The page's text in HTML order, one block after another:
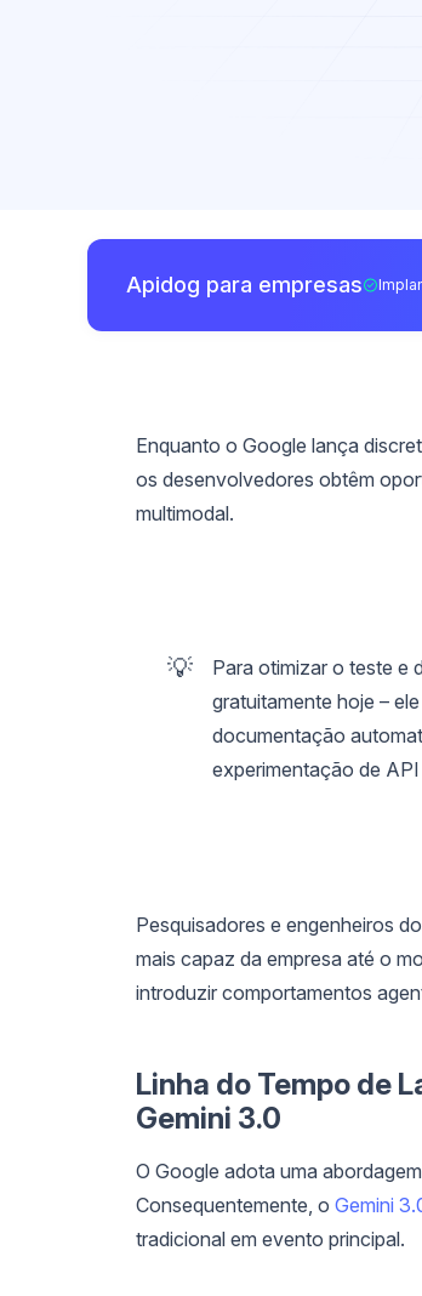
Apidog para empresas
Enquanto o Google lança
os desenvolvedores obtêm
multimodal.
💡
Para otimizar o teste e
gratuitamente hoje –
documentação
experimentação de
Pesquisadores e engenheiros
mais capaz da empresa até o
introduzir comportamentos
Linha do Tempo de
Gemini 3.0
O Google adota uma
Consequentemente, o Gemini
tradicional em evento principal.